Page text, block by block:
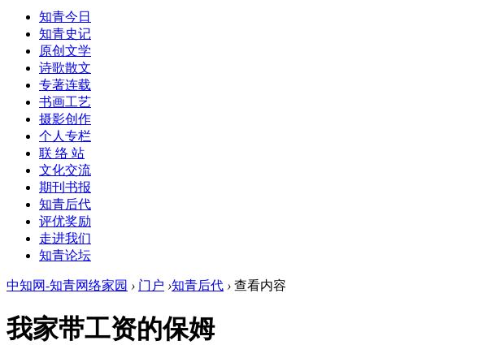
知青今日
知青史记
原创文学
诗歌散文
专著连载
书画工艺
摄影创作
个人专栏
联 络 站
文化交流
期刊书报
知青后代
评优奖励
走进我们
知青论坛
中知网-知青网络家园 › 门户 ›知青后代 › 查看内容
我家带工资的保姆